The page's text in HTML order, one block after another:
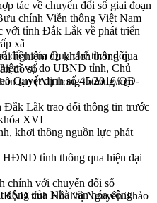
tác về chuyển đổi số giai đoạn
chính Viễn thông Việt Nam
với tỉnh Đắk Lắk về phát triển
xã
nghiệm du khách thông qua
đồ số
tạo (AI) trong thương mại
Lắk trao đổi thông tin trước
XVI
khơi thông nguồn lực phát
HĐND tỉnh thông qua hiện đại
chính với chuyển đổi số
tỉnh Hồ Thị Nguyên Thảo
điều của Quy chế theo dõi,
vụ do UBND tỉnh, Chủ
Quyết định số 45/2016/QĐ-
động của Nhà văn hóa cộng